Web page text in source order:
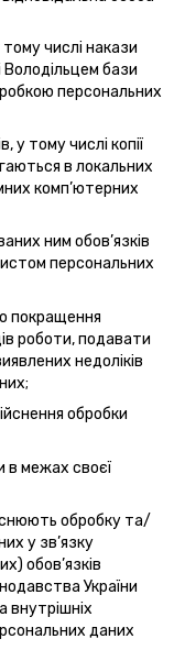
числі накази
Володільцем бази
персональних
у тому числі копії
в локальних
комп’ютерних
ним обов’язків
персональних
покращення
роботи, подавати
недоліків
обробки
в межах своєї
обробку та/
у зв’язку
обов’язків
України
внутрішніх
даних